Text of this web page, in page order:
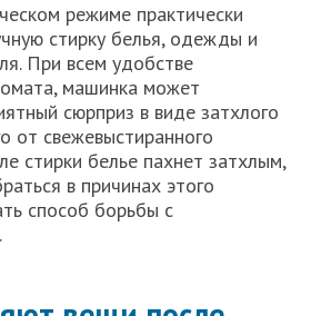
режиме практически
стирку белья, одежды и
При всем удобстве
машинка может
сюрприз в виде затхлого
от свежевыстиранного
стирки белье пахнет затхлым,
в причинах этого
способ борьбы с